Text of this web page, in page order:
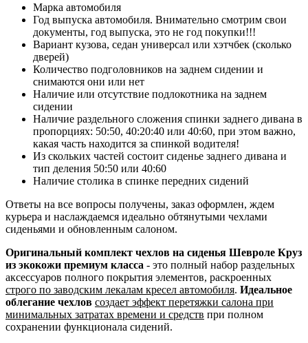
Марка автомобиля
Год выпуска автомобиля. Внимательно смотрим свои
документы, год выпуска, это не год покупки!!!
Вариант кузова, седан универсал или хэтчбек (сколько
дверей)
Количество подголовников на заднем сидении и
снимаются они или нет
Наличие или отсутствие подлокотника на заднем
сидении
Наличие раздельного сложения спинки заднего дивана в
пропорциях: 50:50, 40:20:40 или 40:60, при этом важно,
какая часть находится за спинкой водителя!
Из скольких частей состоит сиденье заднего дивана и
тип деления 50:50 или 40:60
Наличие столика в спинке передних сидений
Ответы на все вопросы получены, заказ оформлен, ждем
курьера и наслаждаемся идеально обтянутыми чехлами
сиденьями и обновленным салоном.
Оригинальный комплект чехлов на сиденья Шевроле Круз
из экокожи премиум класса - это полный набор раздельных
аксессуаров полного покрытия элементов, раскроенных
строго по заводским лекалам кресел автомобиля. Идеальное
облегание чехлов создает эффект перетяжки салона при
минимальных затратах времени и средств при полном
сохранении функционала сидений.